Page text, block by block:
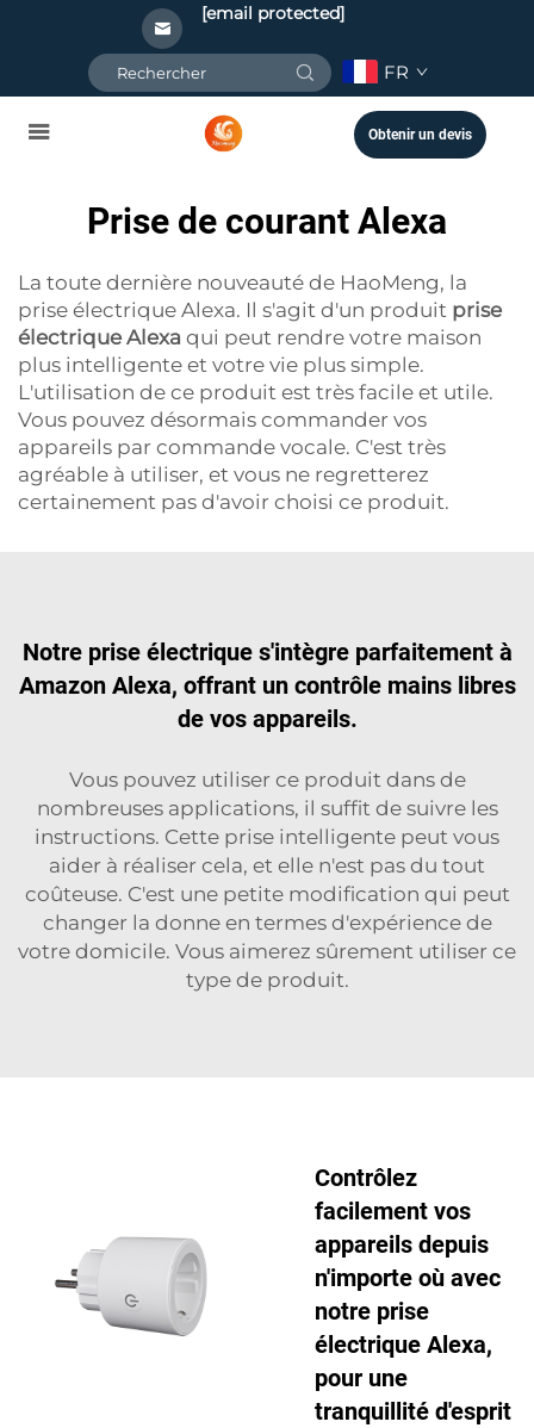
[email protected]
FR
Obtenir un devis
Prise de courant Alexa
La toute dernière nouveauté de HaoMeng, la
prise électrique Alexa. Il s'agit d'un produit prise
électrique Alexa qui peut rendre votre maison
plus intelligente et votre vie plus simple.
L'utilisation de ce produit est très facile et utile.
Vous pouvez désormais commander vos
appareils par commande vocale. C'est très
agréable à utiliser, et vous ne regretterez
certainement pas d'avoir choisi ce produit.
Notre prise électrique s'intègre parfaitement à
Amazon Alexa, offrant un contrôle mains libres
de vos appareils.
Vous pouvez utiliser ce produit dans de
nombreuses applications, il suffit de suivre les
instructions. Cette prise intelligente peut vous
aider à réaliser cela, et elle n'est pas du tout
coûteuse. C'est une petite modification qui peut
changer la donne en termes d'expérience de
votre domicile. Vous aimerez sûrement utiliser ce
type de produit.
Contrôlez
facilement vos
appareils depuis
n'importe où avec
notre prise
électrique Alexa,
pour une
tranquillité d'esprit